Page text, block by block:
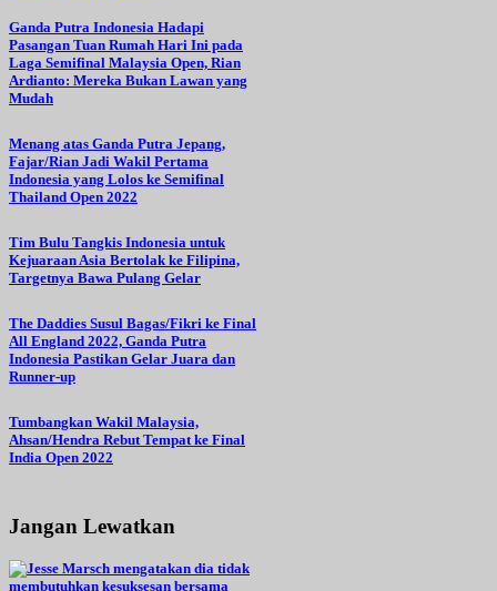
Ganda Putra Indonesia Hadapi
Pasangan Tuan Rumah Hari Ini pada
Laga Semifinal Malaysia Open, Rian
Ardianto: Mereka Bukan Lawan yang
Mudah
Menang atas Ganda Putra Jepang,
Fajar/Rian Jadi Wakil Pertama
Indonesia yang Lolos ke Semifinal
Thailand Open 2022
Tim Bulu Tangkis Indonesia untuk
Kejuaraan Asia Bertolak ke Filipina,
Targetnya Bawa Pulang Gelar
The Daddies Susul Bagas/Fikri ke Final
All England 2022, Ganda Putra
Indonesia Pastikan Gelar Juara dan
Runner-up
Tumbangkan Wakil Malaysia,
Ahsan/Hendra Rebut Tempat ke Final
India Open 2022
Jangan Lewatkan